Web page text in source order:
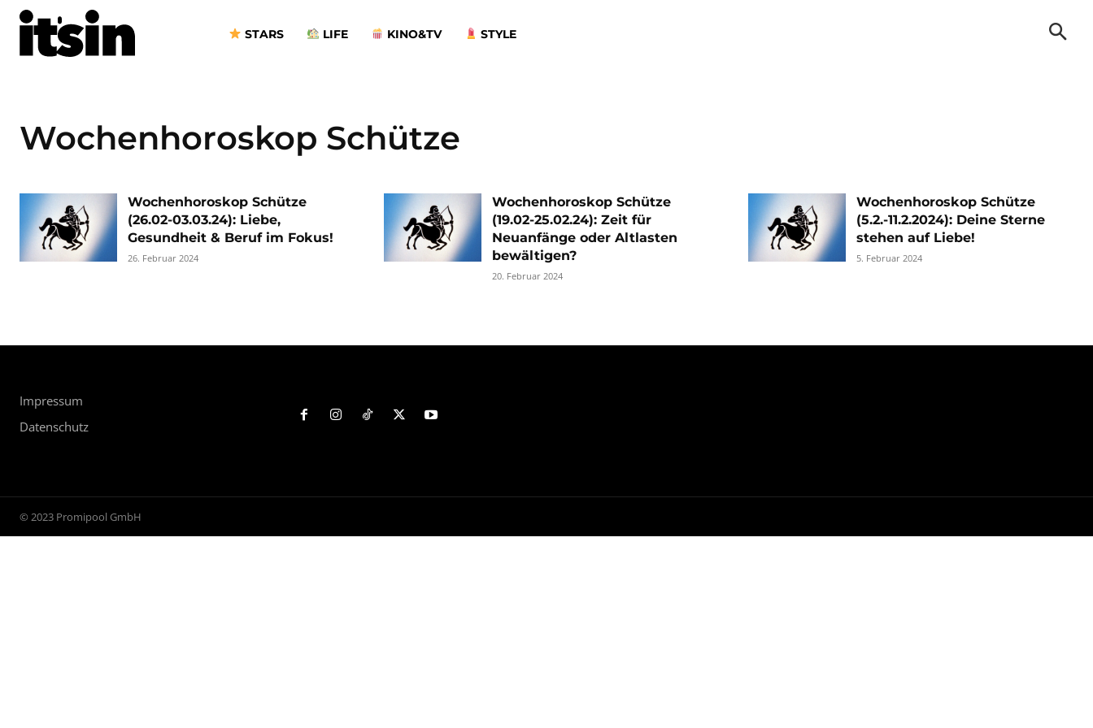
STARS LIFE KINO&TV STYLE
Wochenhoroskop Schütze
Wochenhoroskop Schütze
(26.02-03.03.24): Liebe,
Gesundheit & Beruf im Fokus!
26. Februar 2024
Wochenhoroskop Schütze
(19.02-25.02.24): Zeit für
Neuanfänge oder Altlasten
bewältigen?
20. Februar 2024
Wochenhoroskop Schütze
(5.2.-11.2.2024): Deine Sterne
stehen auf Liebe!
5. Februar 2024
Impressum
Datenschutz
© 2023 Promipool GmbH